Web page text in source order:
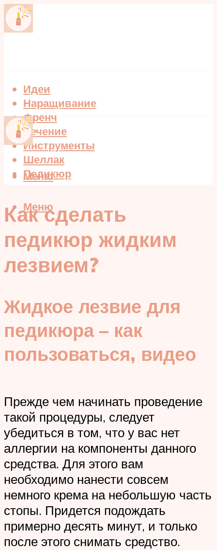
Идеи
Наращивание
Френч
Лечение
Инструменты
Шеллак
Педикюр
Меню
Меню
Как сделать
педикюр жидким
лезвием?
Жидкое лезвие для
педикюра – как
пользоваться, видео
Прежде чем начинать проведение
такой процедуры, следует
убедиться в том, что у вас нет
аллергии на компоненты данного
средства. Для этого вам
необходимо нанести совсем
немного крема на небольшую часть
стопы. Придется подождать
примерно десять минут, и только
после этого снимать средство.